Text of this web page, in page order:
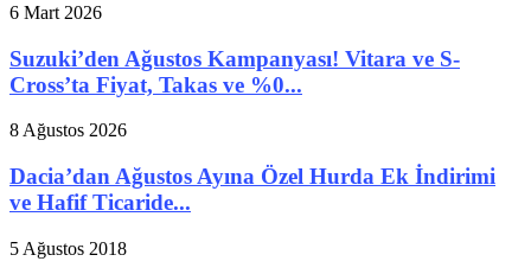
6 Mart 2026
Suzuki’den Ağustos Kampanyası! Vitara ve S-
Cross’ta Fiyat, Takas ve %0...
8 Ağustos 2026
Dacia’dan Ağustos Ayına Özel Hurda Ek İndirimi
ve Hafif Ticaride...
5 Ağustos 2018